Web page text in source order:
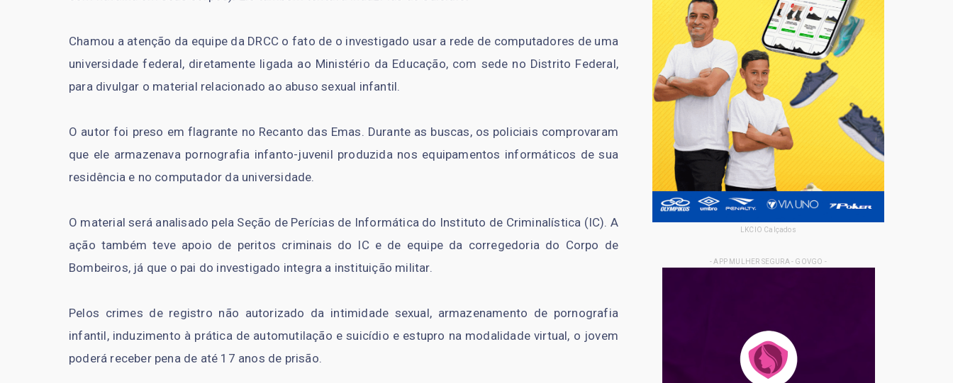
Chamou a atenção da equipe da DRCC o fato de o investigado usar a rede de computadores de uma
universidade federal, diretamente ligada ao Ministério da Educação, com sede no Distrito Federal,
para divulgar o material relacionado ao abuso sexual infantil.
O autor foi preso em flagrante no Recanto das Emas. Durante as buscas, os policiais comprovaram
que ele armazenava pornografia infanto-juvenil produzida nos equipamentos informáticos de sua
residência e no computador da universidade.
O material será analisado pela Seção de Perícias de Informática do Instituto de Criminalística (IC). A
ação também teve apoio de peritos criminais do IC e de equipe da corregedoria do Corpo de
Bombeiros, já que o pai do investigado integra a instituição militar.
Pelos crimes de registro não autorizado da intimidade sexual, armazenamento de pornografia
infantil, induzimento à prática de automutilação e suicídio e estupro na modalidade virtual, o jovem
poderá receber pena de até 17 anos de prisão.
LKCIO Calçados
- APP MULHER SEGURA - GOVGO -